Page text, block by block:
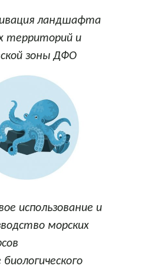
ландшафта
территорий и
зоны ДФО
использование и
морских
биологического